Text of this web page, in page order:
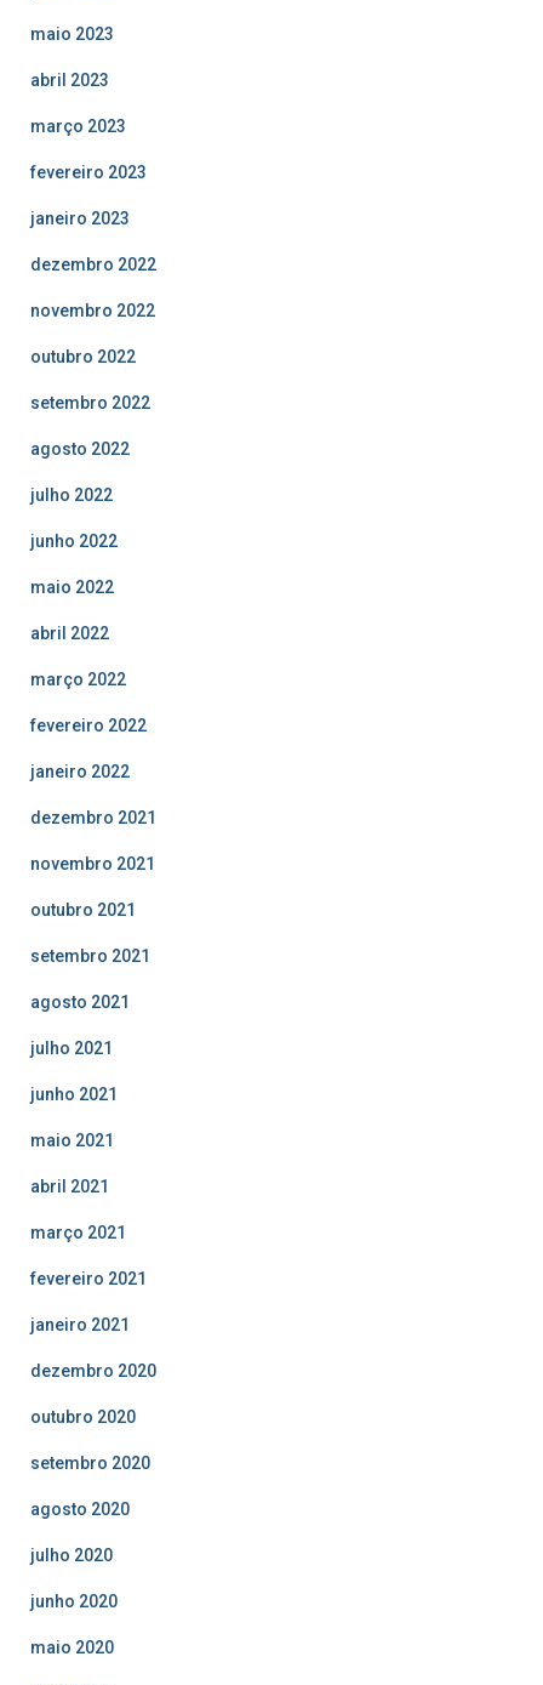
maio 2023
abril 2023
março 2023
fevereiro 2023
janeiro 2023
dezembro 2022
novembro 2022
outubro 2022
setembro 2022
agosto 2022
julho 2022
junho 2022
maio 2022
abril 2022
março 2022
fevereiro 2022
janeiro 2022
dezembro 2021
novembro 2021
outubro 2021
setembro 2021
agosto 2021
julho 2021
junho 2021
maio 2021
abril 2021
março 2021
fevereiro 2021
janeiro 2021
dezembro 2020
outubro 2020
setembro 2020
agosto 2020
julho 2020
junho 2020
maio 2020